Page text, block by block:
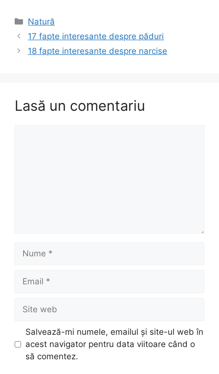
Categorii
Natură
17 fapte interesante despre păduri
18 fapte interesante despre narcise
Lasă un comentariu
Nume
Email
Site
web
Salvează-mi numele, emailul și site-ul web în
acest navigator pentru data viitoare când o
să comentez.